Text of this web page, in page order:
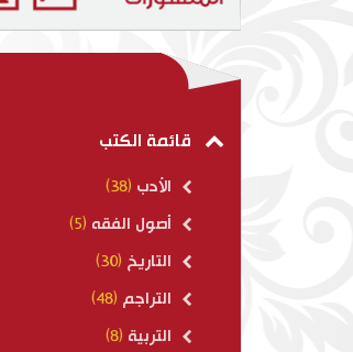
قائمة الكتب
الأدب (38)
أصول الفقه (5)
التاريخ (30)
التراجم (48)
التربية (8)